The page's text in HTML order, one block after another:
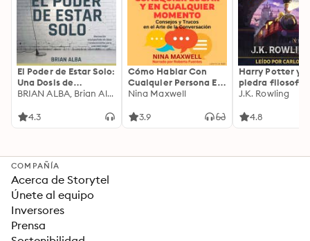
El Poder de Estar Solo:
Una Dosis de
Motivación
Ideas Revolucionarias
BRIAN ALBA, Brian Alba
4.3
Cómo Hablar Con
Cualquier Persona En
Cualquier Lugar Y En
Nina Maxwell
3.9
Harry Potter y
piedra filosofal
J.K. Rowling
4.8
COMPAÑÍA
Acerca de Storytel
Únete al equipo
Inversores
Prensa